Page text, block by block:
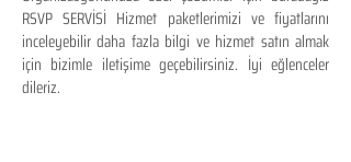
RSVP SERVİSİ Hizmet paketlerimizi ve fiyatlarını
inceleyebilir daha fazla bilgi ve hizmet satın almak
için bizimle iletişime geçebilirsiniz. İyi eğlenceler
dileriz.